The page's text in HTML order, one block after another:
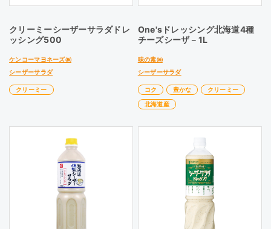
クリーミーシーザーサラダドレ
ッシング500
ケンコーマヨネーズ㈱
シーザーサラダ
クリーミー
One'sドレッシング北海道4種
チーズシーザ－1L
味の素㈱
シーザーサラダ
コク 豊かな
クリーミー
北海道産